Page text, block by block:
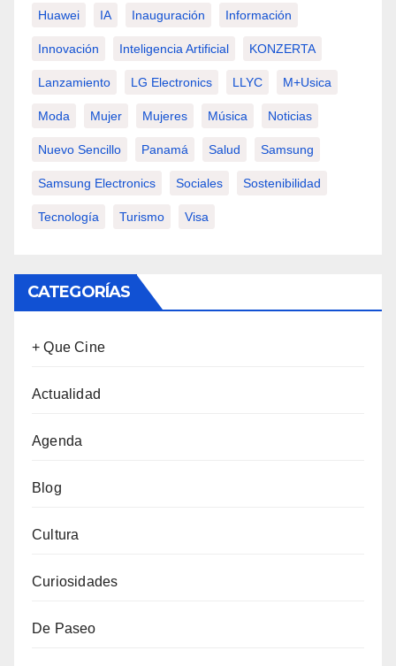
Huawei IA Inauguración Información
Innovación Inteligencia Artificial KONZERTA
Lanzamiento LG Electronics LLYC M+usica
Moda Mujer Mujeres Música Noticias
Nuevo Sencillo Panamá Salud Samsung
Samsung Electronics Sociales Sostenibilidad
Tecnología Turismo Visa
CATEGORÍAS
+ Que Cine
Actualidad
Agenda
Blog
Cultura
Curiosidades
De Paseo